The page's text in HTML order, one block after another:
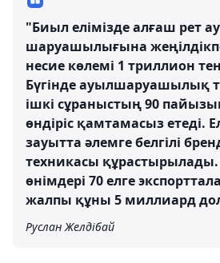
"Биыл елімізде алғаш рет
шаруашылығына
несие көлемі 1 триллион
Бүгінде ауылшаруашылық
ішкі сұраныстың 90
өндіріс қамтамасыз етеді.
зауытта әлемге белгілі
техникасы құрастырылады.
өнімдері 70 елге
жалпы құны 5 миллиард
Руслан Желдібай